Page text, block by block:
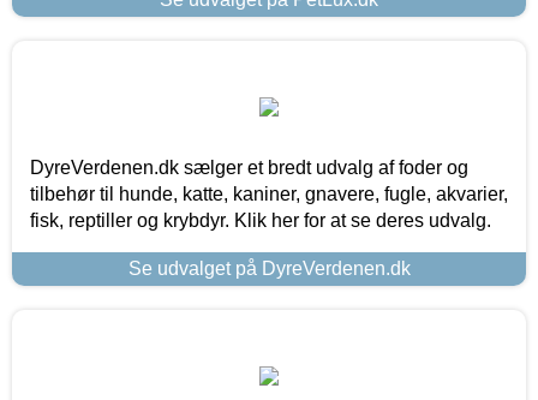
DyreVerdenen.dk sælger et bredt udvalg af foder og
tilbehør til hunde, katte, kaniner, gnavere, fugle, akvarier,
fisk, reptiller og krybdyr. Klik her for at se deres udvalg.
Se udvalget på DyreVerdenen.dk